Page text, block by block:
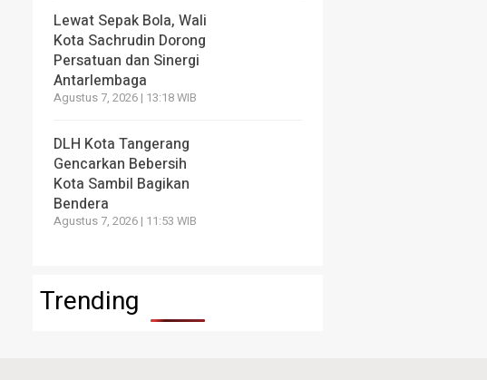
Lewat Sepak Bola, Wali
Kota Sachrudin Dorong
Persatuan dan Sinergi
Antarlembaga
Agustus 7, 2026 | 13:18 WIB
DLH Kota Tangerang
Gencarkan Bebersih
Kota Sambil Bagikan
Bendera
Agustus 7, 2026 | 11:53 WIB
Trending